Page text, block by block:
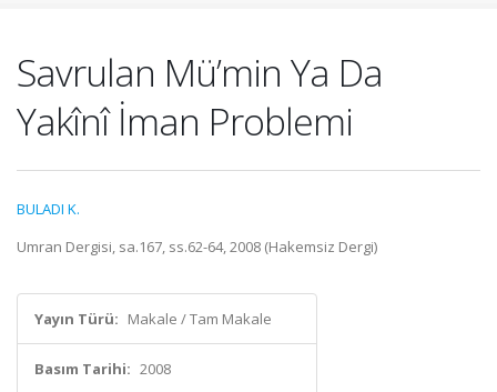
Savrulan Mü’min Ya Da
Yakînî İman Problemi
BULADI K.
Umran Dergisi, sa.167, ss.62-64, 2008 (Hakemsiz Dergi)
Yayın Türü: Makale / Tam Makale
Basım Tarihi: 2008